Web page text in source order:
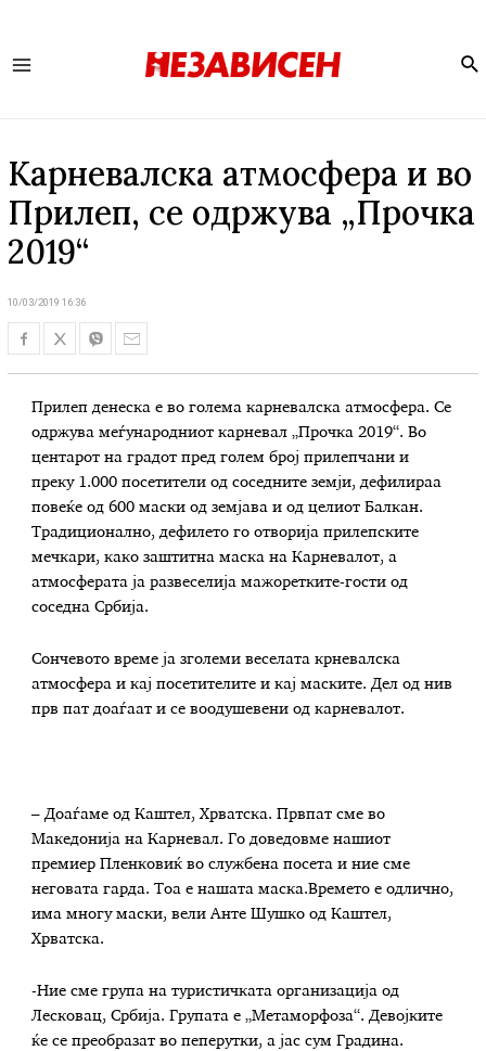
Карневалска атмосфера и во
Прилеп, се одржува „Прочка
2019“
10/03/2019 16:36
Прилеп денеска е во голема карневалска атмосфера. Се
одржува меѓународниот карневал „Прочка 2019“. Во
центарот на градот пред голем број прилепчани и
преку 1.000 посетители од соседните земји, дефилираа
повеќе од 600 маски од земјава и од целиот Балкан.
Традиционално, дефилето го отворија прилепските
мечкари, како заштитна маска на Карневалот, а
атмосферата ја развеселија мажоретките-гости од
соседна Србија.
Сончевото време ја зголеми веселата крневалска
атмосфера и кај посетителите и кај маските. Дел од нив
прв пат доаѓаат и се воодушевени од карневалот.
– Доаѓаме од Каштел, Хрватска. Првпат сме во
Македонија на Карневал. Го доведовме нашиот
премиер Пленковиќ во службена посета и ние сме
неговата гарда. Тоа е нашата маска.Времето е одлично,
има многу маски, вели Анте Шушко од Каштел,
Хрватска.
-Ние сме група на туристичката организација од
Лесковац, Србија. Групата е „Метаморфоза“. Девојките
ќе се преобразат во пеперутки, а јас сум Градина.